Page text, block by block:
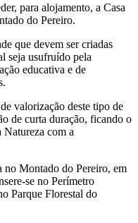
para alojamento, a Casa
do Pereiro.
que devem ser criadas
seja usufruído pela
educativa e de
valorização deste tipo de
de curta duração, ficando o
Natureza com a
no Montado do Pereiro, em
se no Perímetro
Parque Florestal do